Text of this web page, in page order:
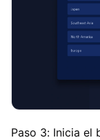
Paso 3: Inicia el